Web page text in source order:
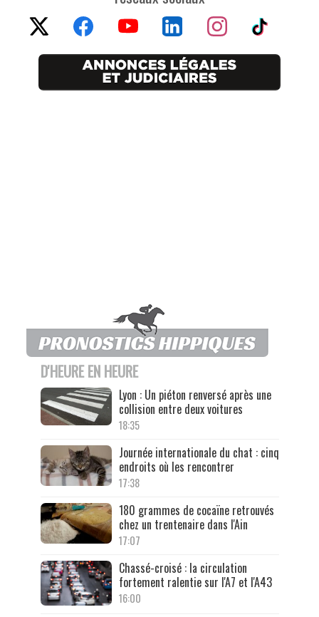
D'HEURE EN HEURE
Lyon : Un piéton renversé après une
collision entre deux voitures
18:35
Journée internationale du chat : cinq
endroits où les rencontrer
17:38
180 grammes de cocaïne retrouvés
chez un trentenaire dans l'Ain
17:07
Chassé-croisé : la circulation
fortement ralentie sur l'A7 et l'A43
16:00